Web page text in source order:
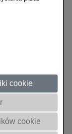
cookie
cookie